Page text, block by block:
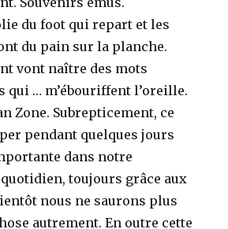
du foot qui repart et les
du pain sur la planche.
vont naître des mots
qui … m’ébouriffent l’oreille.
Zone. Subrepticement, ce
pendant quelques jours
dans notre
toujours grâce aux
nous ne saurons plus
autrement. En outre cette